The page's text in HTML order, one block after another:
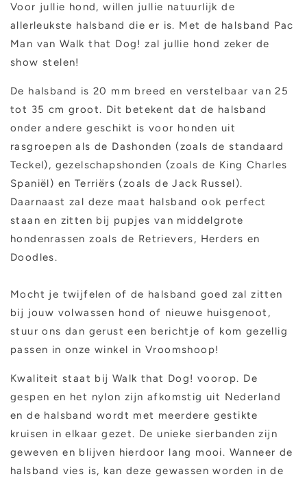
Voor jullie hond, willen jullie natuurlijk de
allerleukste halsband die er is. Met de halsband Pac
Man van Walk that Dog! zal jullie hond zeker de
show stelen!
De halsband is 20 mm breed en verstelbaar van 25
tot 35 cm groot. Dit betekent dat de halsband
onder andere geschikt is voor honden uit
rasgroepen als de Dashonden (zoals de standaard
Teckel), gezelschapshonden (zoals de King Charles
Spaniël) en Terriërs (zoals de Jack Russel).
Daarnaast zal deze maat halsband ook perfect
staan en zitten bij pupjes van middelgrote
hondenrassen zoals de Retrievers, Herders en
Doodles.
Mocht je twijfelen of de halsband goed zal zitten
bij jouw volwassen hond of nieuwe huisgenoot,
stuur ons dan gerust een berichtje of kom gezellig
passen in onze winkel in Vroomshoop!
Kwaliteit staat bij Walk that Dog! voorop. De
gespen en het nylon zijn afkomstig uit Nederland
en de halsband wordt met meerdere gestikte
kruisen in elkaar gezet. De unieke sierbanden zijn
geweven en blijven hierdoor lang mooi. Wanneer de
halsband vies is, kan deze gewassen worden in de